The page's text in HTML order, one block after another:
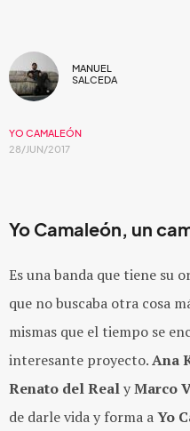
MANUEL
SALCEDA
YO CAMALEÓN
28/JUN/2017
Yo Camaleón, un
Es una banda que tiene su
que no buscaba otra cosa
mismas que el tiempo se
interesante proyecto.Ana
Renato del RealyMarco
de darle vida y forma aYo